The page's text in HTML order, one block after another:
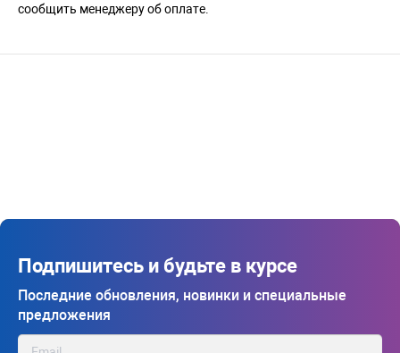
сообщить менеджеру об оплате.
Подпишитесь и будьте в курсе
Последние обновления, новинки и специальные
предложения